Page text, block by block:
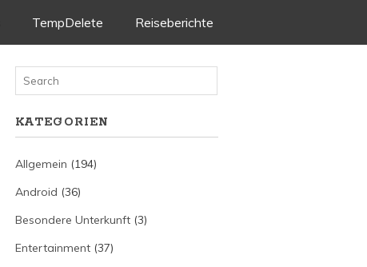
TempDelete Reiseberichte
KATEGORIEN
Allgemein (194)
Android (36)
Besondere Unterkunft(3)
Entertainment(37)